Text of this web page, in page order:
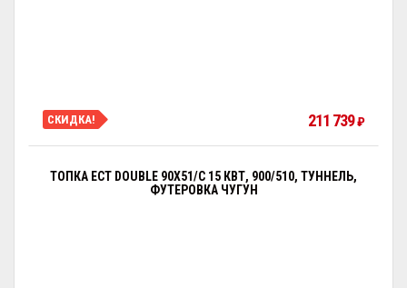
СКИДКА! 211 739₽
ТОПКА ECT DOUBLE 90X51/C 15 КВТ, 900/510, ТУННЕЛЬ,
ФУТЕРОВКА ЧУГУН